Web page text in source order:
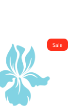
Sale